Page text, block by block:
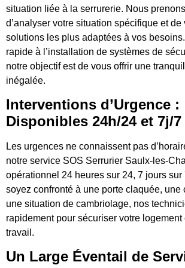
situation liée à la serrurerie. Nous
d’analyser votre situation spécifique et
solutions les plus adaptées à vos
rapide à l’installation de systèmes de
notre objectif est de vous offrir une
inégalée.
Interventions d’Urgence :
Disponibles 24h/24 et 7j/7
Les urgences ne connaissent pas
notre service SOS Serrurier Saulx-les-
opérationnel 24 heures sur 24, 7 jours sur
soyez confronté à une porte claquée, une
une situation de cambriolage, nos
rapidement pour sécuriser votre
travail.
Un Large Éventail de